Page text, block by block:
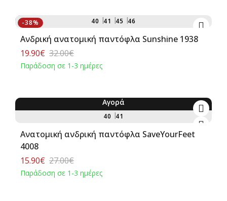
-38% 40 41 45 46
Ανδρική ανατομική παντόφλα Sunshine 1938
19.90€ 32.00€
Παράδοση σε 1-3 ημέρες
40
41
Αγορά
Ανατομική ανδρική παντόφλα SaveΥourFeet
4008
15.90€ 27.00€
Παράδοση σε 1-3 ημέρες